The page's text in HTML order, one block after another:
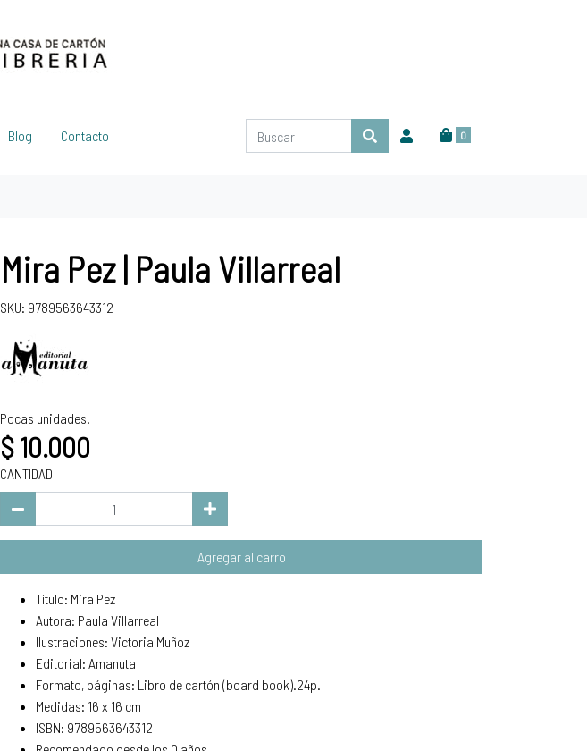
0
Blog Contacto
Mira Pez | Paula Villarreal
SKU: 9789563643312
Pocas unidades.
$ 10.000
CANTIDAD
Agregar al carro
Título: Mira Pez
Autora: Paula Villarreal
Ilustraciones: Victoria Muñoz
Editorial: Amanuta
Formato, páginas: Libro de cartón (board book).24p.
Medidas: 16 x 16 cm
ISBN: 9789563643312